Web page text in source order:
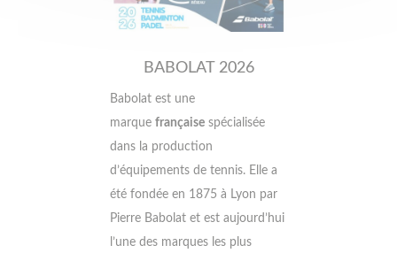
BABOLAT 2026
Babolat est une
marque française spécialisée
dans la production
d’équipements de tennis. Elle a
été fondée en 1875 à Lyon par
Pierre Babolat et est aujourd’hui
l’une des marques les plus